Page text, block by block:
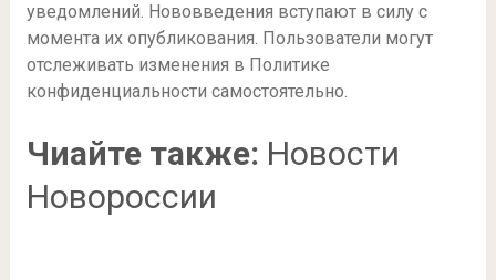
уведомлений. Нововведения вступают в силу с
момента их опубликования. Пользователи могут
отслеживать изменения в Политике
конфиденциальности самостоятельно.
Чиайте также: Новости
Новороссии